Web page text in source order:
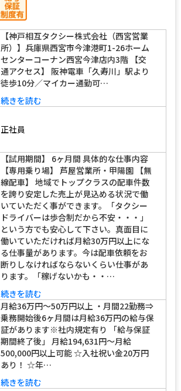
【神戸相互タクシー株式会社（西宮営業
所）】兵庫県西宮市今津港町1-26ホーム
センターコーナン西宮今津店内3階 【交
通アクセス】 阪神電車「久寿川」駅より
徒歩10分／マイカー通勤可…
続きを読む
正社員
【試用期間】 6ヶ月間 具体的な仕事内容
【専用乗り場】 芦屋営業所・甲陽園 【無
線配車】 地域でトップクラスの配車件数
を誇り安定した売上が見込める状況で働
いていただく事ができます。「タクシー
ドライバーは歩合制だから不安・・・」
という方でも安心して下さい。真面目に
働いていただければ月給30万円以上にな
る仕事量があります。今は配車依頼をお
断りしなければならないくらい仕事があ
ります。「稼げないかも・・…
続きを読む
月給36万円～50万円以上 ・月間22勤務⇒
乗務開始後6ヶ月間は月給36万円の給与保
証があります※社内規定有り 「給与保証
期間終了後」 月給194,631円～月給
500,000円以上可能 ☆入社祝い金20万円
あり！ ☆年…
続きを読む